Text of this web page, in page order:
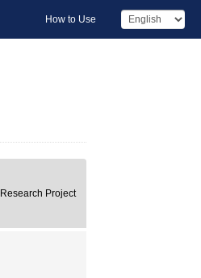
How to Use
Research Project